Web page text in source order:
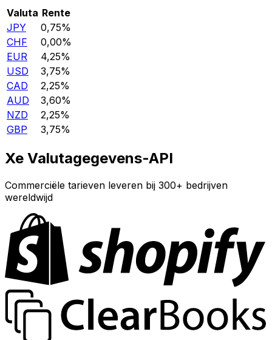
Valuta Rente
JPY
0,75%
CHF
0,00%
EUR
4,25%
USD
3,75%
CAD
2,25%
AUD
3,60%
NZD
2,25%
GBP
3,75%
Xe Valutagegevens-API
Commerciële tarieven leveren bij 300+ bedrijven
wereldwijd